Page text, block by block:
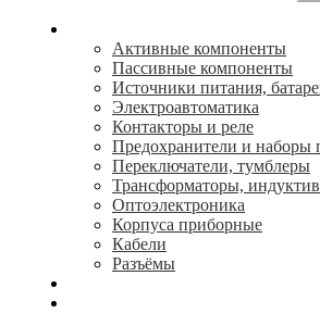
Активные компоненты
Пассивные компоненты
Источники питания,
Электроавтоматика
Контакторы и реле
Предохранители и наборы
Переключатели, тумблеры
Трансформаторы,
Oптоэлектроника
Корпуса приборные
Кабели
Разъёмы